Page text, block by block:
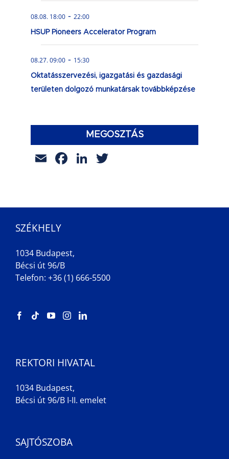
08.08. 18:00 - 22:00
HSUP Pioneers Accelerator Program
08.27. 09:00 - 15:30
Oktatásszervezési, igazgatási és gazdasági
területen dolgozó munkatársak továbbképzése
MEGOSZTÁS
EmailFacebook
LinkedIn
SZÉKHELY
1034 Budapest,
Bécsi út 96/B
Telefon: +36 (1) 666-5500
REKTORI HIVATAL
1034 Budapest,
Bécsi út 96/B I-II. emelet
SAJTÓSZOBA